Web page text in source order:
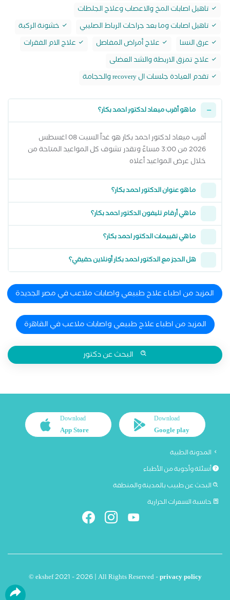
تاهيل اصابات المخ والاعصاب وعلاج الجلطات
تاهيل اصابات وما بعد جراحات الرباط الصليبي
خشونة الركبة
عرق النسا
علاج أمراض المفاصل
علاج الام الفقرات
علاج تمزق الاربطة والشد العضلى
تقدم العيادة جلسات ال recovery والحجامة
ما هو أقرب ميعاد لدكتور احمد بكار؟
أقرب ميعاد لدكتور احمد بكار هو غداً السبت 08 اغسطس
2026 من 3:00 مساءً وتقدر تشوف كل المواعيد المتاحة من
خلال عرض المواعيد أعلاه
ما هو عنوان الدكتور احمد بكار؟
ما هي أرقام تليفون الدكتور احمد بكار؟
ما هي تقييمات الدكتور احمد بكار؟
هل الحجز مع الدكتور احمد بكار أونلاين حقيقي؟
المزيد من اطباء علاج طبيعي واصابات ملاعب في مصر الجديدة
المزيد من اطباء علاج طبيعي واصابات ملاعب في القاهرة
البحث عن دكتور
Download
Google play
Download
App Store
المدونة الطبية
أسئلة وأجوبة من الأطباء
البحث عن طبيب بالمدينة والمنطقة
حاسبة السعرات الحرارية
© ekshef 2021 - 2026 | All Rights Reserved -privacy policy